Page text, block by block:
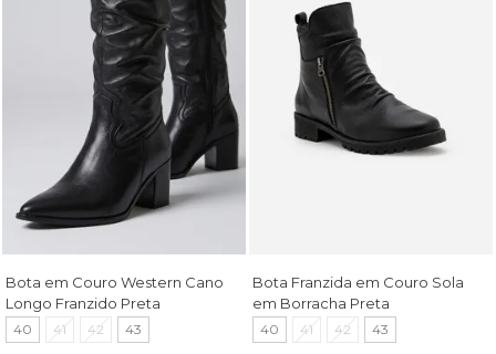
Bota em Couro Western Cano
Longo Franzido Preta
40 41 42 43
Bota Franzida em Couro Sola
em Borracha Preta
40 41 42 43